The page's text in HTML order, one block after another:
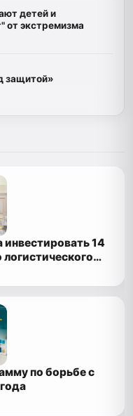
детей и
от экстремизма
защитой»
14
по борьбе с